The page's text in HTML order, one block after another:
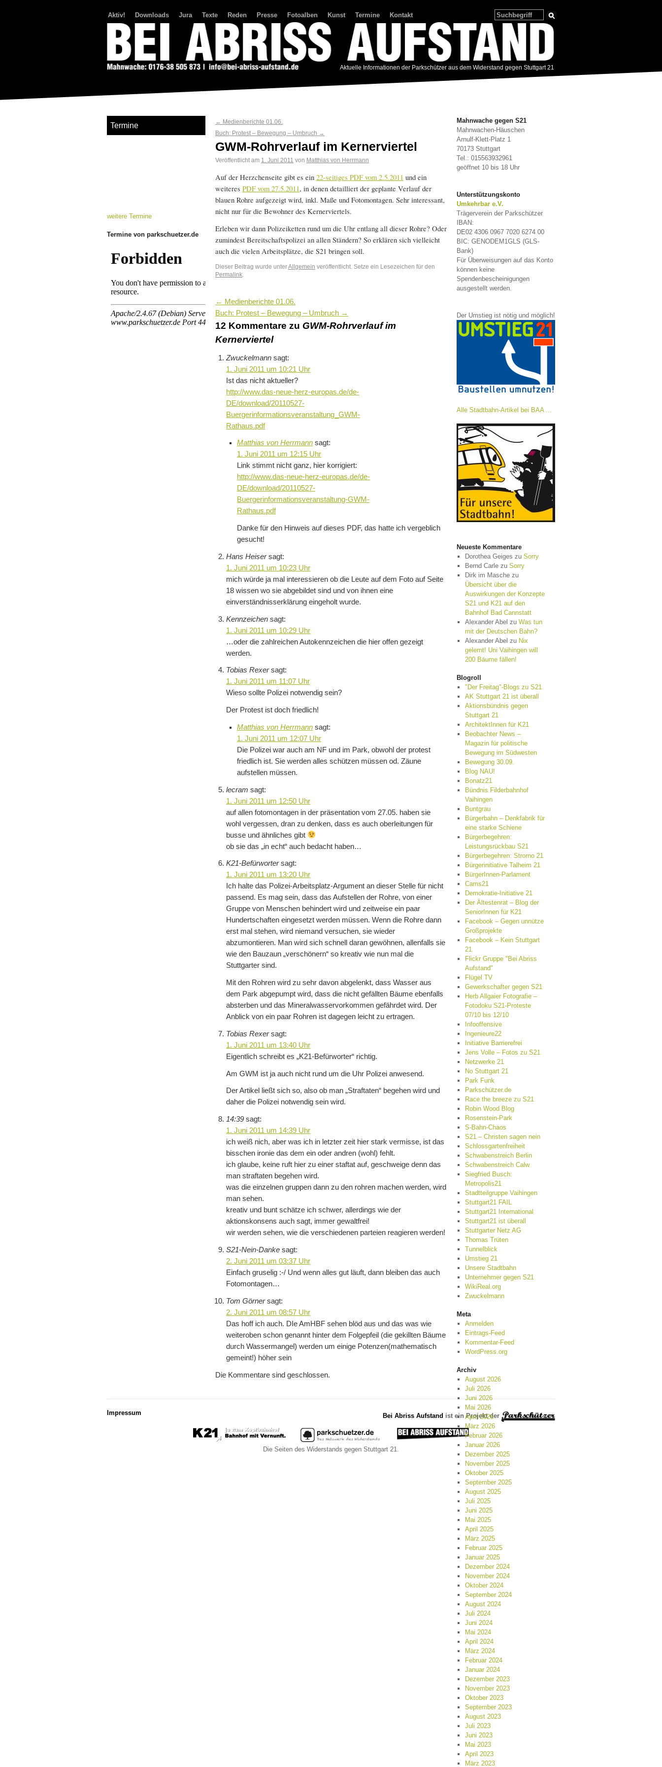
Aktiv! Downloads Jura Texte Reden Presse Fotoalben Kunst Termine Kontakt
Aktuelle Informationen der Parkschützer aus dem Widerstand gegen Stuttgart 21
← Medienberichte 01.06.
Buch: Protest – Bewegung – Umbruch →
GWM-Rohrverlauf im Kernerviertel
Veröffentlicht am 1. Juni 2011 von Matthias von Herrmann
Auf der Herzchenseite gibt es ein 22-seitiges PDF vom 2.5.2011 und ein
weiteres PDF vom 27.5.2011, in denen detailliert der geplante Verlauf der
blauen Rohre aufgezeigt wird, inkl. Maße und Fotomontagen. Sehr interessant,
nicht nur für die Bewohner des Kernerviertels.
Erleben wir dann Polizeiketten rund um die Uhr entlang all dieser Rohre? Oder
zumindest Bereitschaftspolizei an allen Ständern? So erklären sich vielleicht
auch die vielen Arbeitsplätze, die S21 bringen soll.
Dieser Beitrag wurde unter Allgemein veröffentlicht. Setze ein Lesezeichen für den
Permalink
← Medienberichte 01.06.
Buch: Protest – Bewegung – Umbruch →
12 Kommentare zu GWM-Rohrverlauf im
Kernerviertel
Zwuckelmann sagt:
1. Juni 2011 um 10:21 Uhr
Ist das nicht aktueller?
http://www.das-neue-herz-europas.de/de-
DE/download/20110527-
Buergerinformationsveranstaltung_GWM-
Rathaus.pdf
Matthias von Herrmann sagt:
1. Juni 2011 um 12:15 Uhr
Link stimmt nicht ganz, hier korrigiert:
http://www.das-neue-herz-europas.de/de-
DE/download/20110527-
Buergerinformationsveranstaltung-GWM-
Rathaus.pdf
Danke für den Hinweis auf dieses PDF, das hatte ich vergeblich
gesucht!
Hans Heiser sagt:
1. Juni 2011 um 10:23 Uhr
mich würde ja mal interessieren ob die Leute auf dem Foto auf Seite
18 wissen wo sie abgebildet sind und von ihnen eine
einverständnisserklärung eingeholt wurde.
Kennzeichen sagt:
1. Juni 2011 um 10:29 Uhr
…oder die zahlreichen Autokennzeichen die hier offen gezeigt
werden.
Tobias Rexer sagt:
1. Juni 2011 um 11:07 Uhr
Wieso sollte Polizei notwendig sein?
Der Protest ist doch friedlich!
Matthias von Herrmann sagt:
1. Juni 2011 um 12:07 Uhr
Die Polizei war auch am NF und im Park, obwohl der protest
friedlich ist. Sie werden alles schützen müssen od. Zäune
aufstellen müssen.
lecram sagt:
1. Juni 2011 um 12:50 Uhr
auf allen fotomontagen in der präsentation vom 27.05. haben sie
wohl vergessen, dran zu denken, dass es auch oberleitungen für
busse und ähnliches gibt
ob sie das „in echt“ auch bedacht haben…
K21-Befürworter sagt:
1. Juni 2011 um 13:20 Uhr
Ich halte das Polizei-Arbeitsplatz-Argument an dieser Stelle für nicht
passend. Es mag sein, dass das Aufstellen der Rohre, von einer
Gruppe von Menschen behindert wird und zeitweise ein paar
Hundertschaften eingesetzt werden müssen. Wenn die Rohre dann
erst mal stehen, wird niemand versuchen, sie wieder
abzumontieren. Man wird sich schnell daran gewöhnen, allenfalls sie
wie den Bauzaun „verschönern“ so kreativ wie nun mal die
Stuttgarter sind.
Mit den Rohren wird zu sehr davon abgelenkt, dass Wasser aus
dem Park abgepumpt wird, dass die nicht gefällten Bäume ebenfalls
absterben und das Mineralwasservorkommen gefährdet wird. Der
Anblick von ein paar Rohren ist dagegen leicht zu ertragen.
Tobias Rexer sagt:
1. Juni 2011 um 13:40 Uhr
Eigentlich schreibt es „K21-Befürworter“ richtig.
Am GWM ist ja auch nicht rund um die Uhr Polizei anwesend.
Der Artikel ließt sich so, also ob man „Straftaten“ begehen wird und
daher die Polizei notwendig sein wird.
14:39 sagt:
1. Juni 2011 um 14:39 Uhr
ich weiß nich, aber was ich in letzter zeit hier stark vermisse, ist das
bisschen ironie das dem ein oder andren (wohl) fehlt.
ich glaube, keine ruft hier zu einer staftat auf, geschweige denn das
man straftaten begehen wird.
was die einzelnen gruppen dann zu den rohren machen werden, wird
man sehen.
kreativ und bunt schätze ich schwer, allerdings wie der
aktionskonsens auch sagt, immer gewaltfrei!
wir werden sehen, wie die verschiedenen parteien reagieren werden!
S21-Nein-Danke sagt:
2. Juni 2011 um 03:37 Uhr
Einfach gruselig :-/ Und wenn alles gut läuft, dann bleiben das auch
Fotomontagen…
Tom Görner sagt:
2. Juni 2011 um 08:57 Uhr
Das hoff ich auch. DIe AmHBF sehen blöd aus und das was wie
weiteroben schon genannt hinter dem Folgepfeil (die gekillten Bäume
durch Wassermangel) werden um einige Potenzen(mathematisch
gemeint!) höher sein
Die Kommentare sind geschlossen.
Termine
weitere Termine
Termine von parkschuetzer.de
Mahnwache gegen S21
Mahnwachen-Häuschen
Arnulf-Klett-Platz 1
70173 Stuttgart
Tel.: 015563932961
geöffnet 10 bis 18 Uhr
Unterstützungskonto
Umkehrbar e.V.
Trägerverein der Parkschützer
IBAN:
DE02 4306 0967 7020 6274 00
BIC: GENODEM1GLS (GLS-
Bank)
Für Überweisungen auf das Konto
können keine
Spendenbescheinigungen
ausgestellt werden.
Der Umstieg ist nötig und möglich!
Alle Stadtbahn-Artikel bei BAA ...
Neueste Kommentare
Dorothea Geiges zu Sorry
Bernd Carlezu Sorry
Dirk im Maschezu
Übersicht über die
Auswirkungen der Konzepte
S21 und K21 auf den
Bahnhof Bad Cannstatt
Alexander Abel zu Was tun
mit der Deutschen Bahn?
Alexander Abel zu Nix
gelernt! Uni Vaihingen will
200 Bäume fällen!
Blogroll
"Der Freitag"-Blogs zu S21
AK Stuttgart 21 ist überall
Aktionsbündnis gegen
Stuttgart 21
ArchitektInnen für K21
Beobachter News –
Magazin für politische
Bewegung im Südwesten
Bewegung 30.09.
Blog NAU!
Bonatz21
Bündnis Filderbahnhof
Vaihingen
Buntgrau
Bürgerbahn – Denkfabrik für
eine starke Schiene
Bürgerbegehren:
Leistungsrückbau S21
Bürgerbegehren: Strorno 21
Bürgerinitiative Talheim 21
BürgerInnen-Parlament
Cams21
Demokratie-Initiative 21
Der Ältestenrat – Blog der
SeniorInnen für K21
Facebook – Gegen unnütze
Großprojekte
Facebook – Kein Stuttgart
21
Flickr Gruppe "Bei Abriss
Aufstand"
Flügel TV
Gewerkschafter gegen S21
Herb Allgaier Fotografie –
Fotodoku S21-Proteste
07/10 bis 12/10
Infooffensive
Ingenieure22
Initiative Barrierefrei
Jens Volle – Fotos zu S21
Netzwerke 21
No Stuttgart 21
Park Funk
Parkschützer.de
Race the breeze zu S21
Robin Wood Blog
Rosenstein-Park
S-Bahn-Chaos
S21 – Christen sagen nein
Schlossgartenfreiheit
Schwabenstreich Berlin
Schwabenstreich Calw
Siegfried Busch:
Metropolis21
Stadtteilgruppe Vaihingen
Stuttgart21 FAIL
Stuttgart21 International
Stuttgart21 ist überall
Stuttgarter Netz AG
Thomas Trüten
Tunnelblick
Umstieg 21
Unsere Stadtbahn
Unternehmer gegen S21
WikiReal.org
Zwuckelmann
Meta
Anmelden
Eintrags-Feed
Kommentar-Feed
WordPress.org
Archiv
August 2026
Juli 2026
Juni 2026
Mai 2026
April 2026
März 2026
Februar 2026
Januar 2026
Dezember 2025
November 2025
Oktober 2025
September 2025
August 2025
Juli 2025
Juni 2025
Mai 2025
April 2025
März 2025
Februar 2025
Januar 2025
Dezember 2024
November 2024
Oktober 2024
September 2024
August 2024
Juli 2024
Juni 2024
Mai 2024
April 2024
März 2024
Februar 2024
Januar 2024
Dezember 2023
November 2023
Oktober 2023
September 2023
August 2023
Juli 2023
Juni 2023
Mai 2023
April 2023
März 2023
Bei Abriss Aufstand ist ein Projekt der
Impressum
Die Seiten des Widerstands gegen Stuttgart 21.